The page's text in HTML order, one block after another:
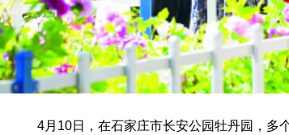
4月10日，在石家庄市长安公园牡丹园，多